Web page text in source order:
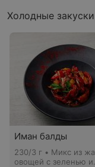
Холодные закуски
Иман балды
230/3 г • Микс из
овощей с зеленью и